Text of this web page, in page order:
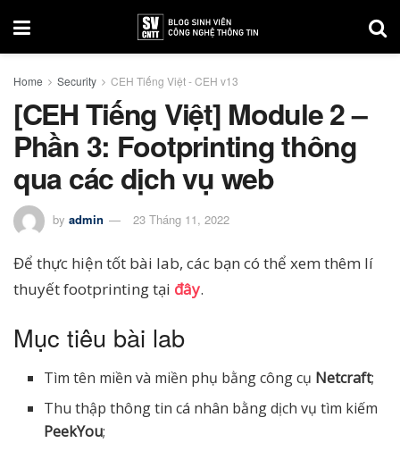
Home Security CEH Tiếng Việt - CEH v13
[CEH Tiếng Việt] Module 2 –
Phần 3: Footprinting thông
qua các dịch vụ web
by admin 23 Tháng 11, 2022
Để thực hiện tốt bài lab, các bạn có thể xem thêm lí
thuyết footprinting tại đây.
Mục tiêu bài lab
Tìm tên miền và miền phụ bằng công cụ Netcraft;
Thu thập thông tin cá nhân bằng dịch vụ tìm kiếm
PeekYou;